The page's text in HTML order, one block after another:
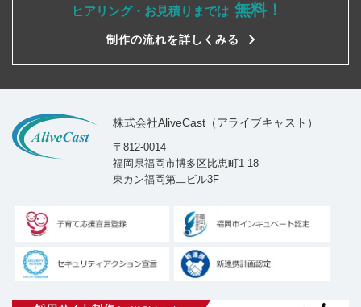
ヒアリング・お見積りまでは 無料！
制作の流れを詳しくみる
株式会社AliveCast（アライブキャスト）
〒812-0014
福岡県福岡市博多区比恵町1-18
東カン福岡第二ビル3F